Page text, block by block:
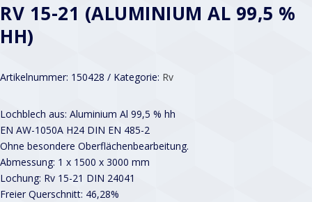
RV 15-21 (ALUMINIUM AL 99,5 %
HH)
Artikelnummer: 150428 Kategorie: Rv
Lochblech aus: Aluminium Al 99,5 % hh
EN AW-1050A H24 DIN EN 485-2
Ohne besondere Oberflächenbearbeitung.
Abmessung: 1 x 1500 x 3000 mm
Lochung: Rv 15-21 DIN 24041
Freier Querschnitt: 46,28%